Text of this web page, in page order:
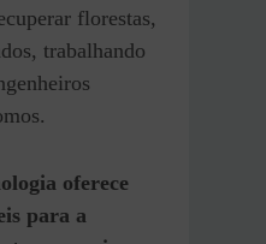
florestas,
trabalhando
oferece
para a